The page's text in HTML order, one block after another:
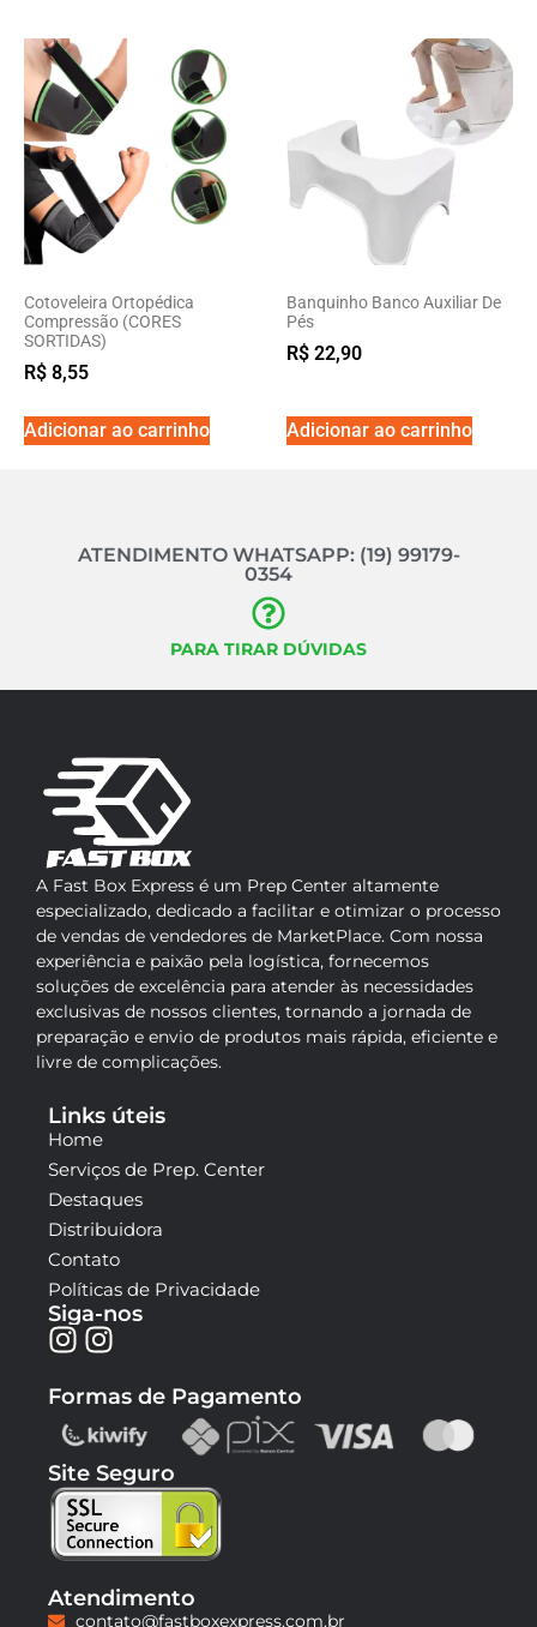
Cotoveleira Ortopédica
Compressão (CORES
SORTIDAS)
R$ 8,55
Adicionar ao carrinho
Banquinho Banco Auxiliar De
Pés
R$ 22,90
Adicionar ao carrinho
ATENDIMENTO WHATSAPP: (19) 99179-
0354
PARA TIRAR DÚVIDAS
A Fast Box Express é um Prep Center altamente
especializado, dedicado a facilitar e otimizar o processo
de vendas de vendedores de MarketPlace. Com nossa
experiência e paixão pela logística, fornecemos
soluções de excelência para atender às necessidades
exclusivas de nossos clientes, tornando a jornada de
preparação e envio de produtos mais rápida, eficiente e
livre de complicações.
Links úteis
Home
Serviços de Prep. Center
Destaques
Distribuidora
Contato
Políticas de Privacidade
Siga-nos
Formas de Pagamento
Site Seguro
Atendimento
contato@fastboxexpress.com.br